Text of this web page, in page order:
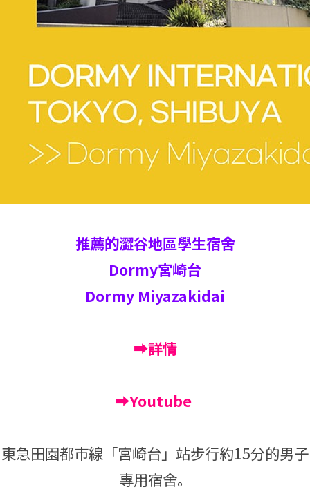
推薦的澀谷地區學生宿舍
Dormy宮崎台
Dormy Miyazakidai
➡詳情
➡Youtube
東急田園都市線「宮崎台」站步行約15分的男子
專用宿舍。